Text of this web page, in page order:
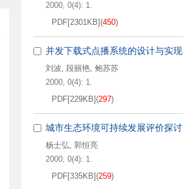
2000, 0(4): 1.
PDF[2301KB](450)
并发下载式点播系统的设计与实现
刘波, 段丽艳, 鲍苏苏
2000, 0(4): 1.
PDF[229KB](297)
城市生态环境可持续发展评价探讨
杨士弘, 郭恒亮
2000, 0(4): 1.
PDF[335KB](259)